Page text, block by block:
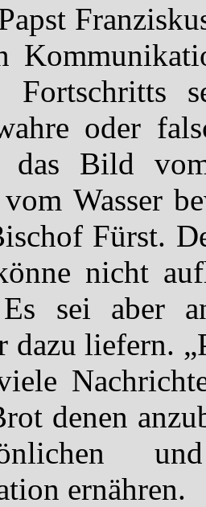
Fortschritts
oder
das Bild
Wasser
Fürst.
nicht
Es sei aber
liefern.
denen
und
ernähren.